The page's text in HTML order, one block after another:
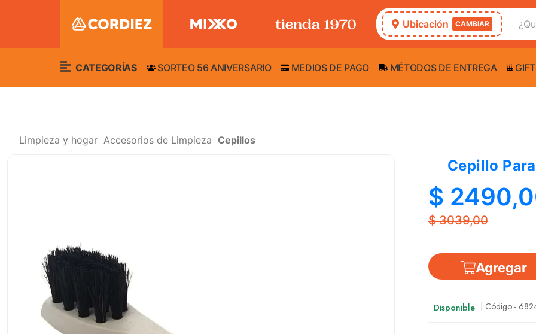
Ubicación CAMBIAR
CATEGORÍAS SORTEO 56 ANIVERSARIO MEDIOS DE PAGO MÉTODOS DE ENTREGA
Limpieza y hogar Accesorios de Limpieza Cepillos
Cepillo
$
$ 3039,00
Agregar
Disponible | Código:-